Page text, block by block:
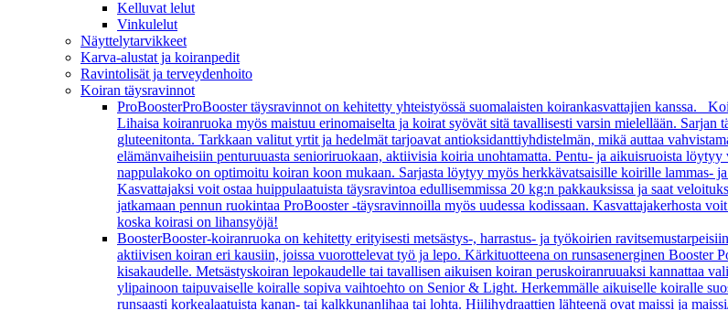
Kelluvat lelut
Vinkulelut
Näyttelytarvikkeet
Karva-alustat ja koiranpedit
Ravintolisät ja terveydenhoito
Koiran täysravinnot
ProBoosterProBooster täysravinnot on kehitetty yhteistyössä suomalaisten koirankasvattajien kanssa.
Lihaisa koiranruoka myös maistuu erinomaiselta ja koirat syövät sitä tavallisesti varsin mielellään.
gluteenitonta. Tarkkaan valitut yrtit ja hedelmät tarjoavat antioksidanttiyhdistelmän, mikä auttaa
elämänvaiheisiin penturuuasta senioriruokaan, aktiivisia koiria unohtamatta. Pentu- ja aikuisruoista
nappulakoko on optimoitu koiran koon mukaan. Sarjasta löytyy myös herkkävatsaisille koirille lammas-
Kasvattajaksi voit ostaa huippulaatuista täysravintoa edullisemmissa 20 kg:n pakkauksissa ja saat
jatkamaan pennun ruokintaa ProBooster -täysravinnoilla myös uudessa kodissaan. Kasvattajakerhosta
koska koirasi on lihansyöjä!
BoosterBooster-koiranruoka on kehitetty erityisesti metsästys-, harrastus- ja työkoirien
aktiivisen koiran eri kausiin, joissa vuorottelevat työ ja lepo. Kärkituotteena on runsasenerginen
kisakaudelle. Metsästyskoiran lepokaudelle tai tavallisen aikuisen koiran peruskoiranruuaksi kannattaa
ylipainoon taipuvaiselle koiralle sopiva vaihtoehto on Senior & Light. Herkemmälle aikuiselle koiralle
runsaasti korkealaatuista kanan- tai kalkkunanlihaa tai lohta. Hiilihydraattien lähteenä ovat maissi ja